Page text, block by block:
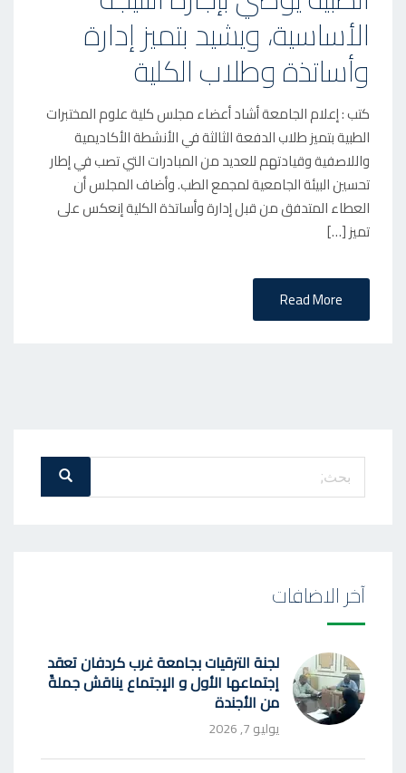
E
D
O
N
الأساسية، ويشيد بتميز إدارة
وأساتذة وطلاب الكلية
كتب : إعلام الجامعة أشاد أعضاء مجلس كلية علوم المختبرات
الطبية بتميز طلاب الدفعة الثالثة في الأنشطة الأكاديمية
واللاصفية وقيادتهم للعديد من المبادرات التي تصب في إطار
تحسين البيئة الجامعية لمجمع الطب. وأضاف المجلس أن
العطاء المتدفق من قبل إدارة وأساتذة الكلية إنعكس على
تميز […]
Read More
بحث
عن
بحث
آخر الاضافات
لجنة الترقيات بجامعة غرب كردفان تعقد
إجتماعها الأول و الإجتماع يناقش جملةً
من الأجندة
يوليو 7, 2026